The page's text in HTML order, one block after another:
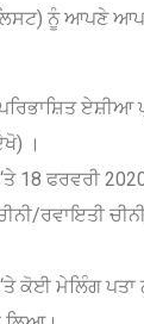
ਨੂੰ ਆਪਣੇ ਆਪ
ਏਸ਼ੀਆ
।
18 ਫਰਵਰੀ
ਰਵਾਇਤੀ
ਕੋਈ ਮੇਲਿੰਗ ਪਤਾ